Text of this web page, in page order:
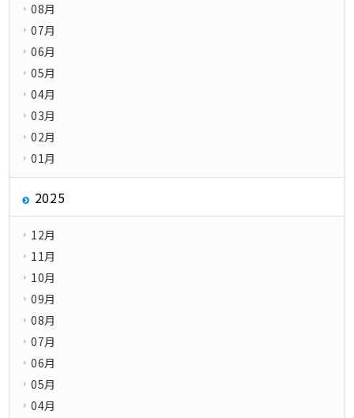
08月
07月
06月
05月
04月
03月
02月
01月
2025
12月
11月
10月
09月
08月
07月
06月
05月
04月